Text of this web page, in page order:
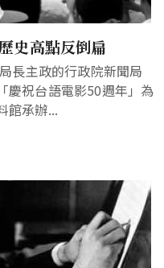
史高點反倒扁
長主政的行政院新聞局
慶祝台語電影50週年」為
館承辦...